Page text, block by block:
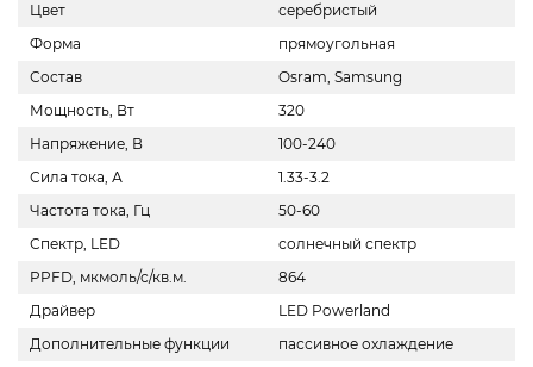
Цвет
серебристый
Форма
прямоугольная
Состав
Osram, Samsung
Мощность, Вт
320
Напряжение, В
100-240
Сила тока, А
1.33-3.2
Частота тока, Гц
50-60
Спектр, LED
солнечный спектр
PPFD, мкмоль/с/кв.м.
864
Драйвер
LED Powerland
Дополнительные функции
пассивное охлаждение